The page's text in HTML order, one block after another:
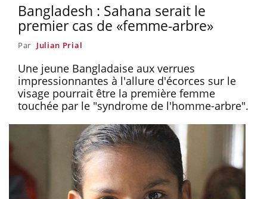
Bangladesh : Sahana serait le
premier cas de «femme-arbre»
Par Julian Prial
Une jeune Bangladaise aux verrues
impressionnantes à l'allure d'écorces sur le
visage pourrait être la première femme
touchée par le "syndrome de l'homme-arbre".